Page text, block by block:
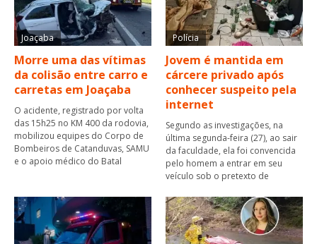
Joaçaba
Morre uma das vítimas
da colisão entre carro e
carretas em Joaçaba
O acidente, registrado por volta
das 15h25 no KM 400 da rodovia,
mobilizou equipes do Corpo de
Bombeiros de Catanduvas, SAMU
e o apoio médico do Batal
Polícia
Jovem é mantida em
cárcere privado após
conhecer suspeito pela
internet
Segundo as investigações, na
última segunda-feira (27), ao sair
da faculdade, ela foi convencida
pelo homem a entrar em seu
veículo sob o pretexto de